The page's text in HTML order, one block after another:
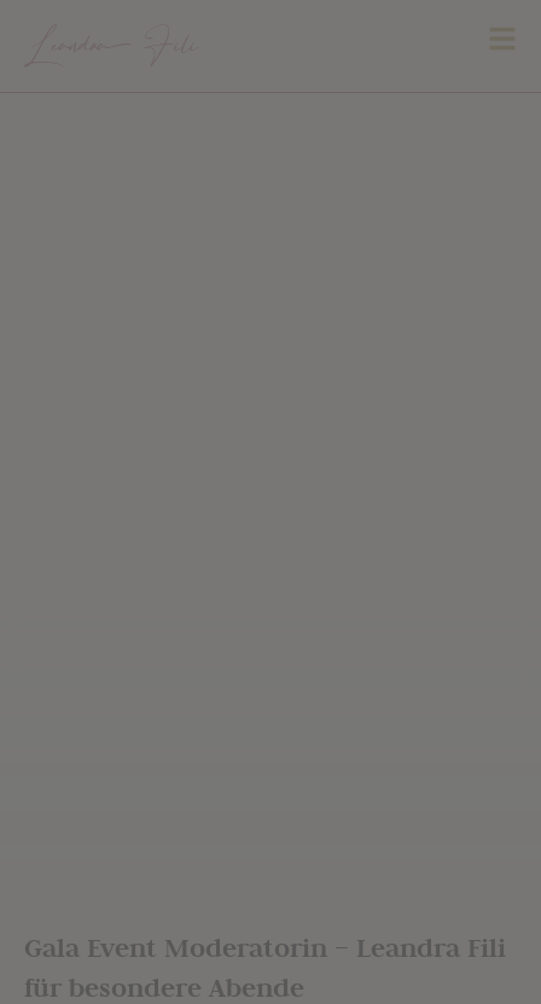
Gala Event Moderatorin – Leandra Fili
für besondere Abende